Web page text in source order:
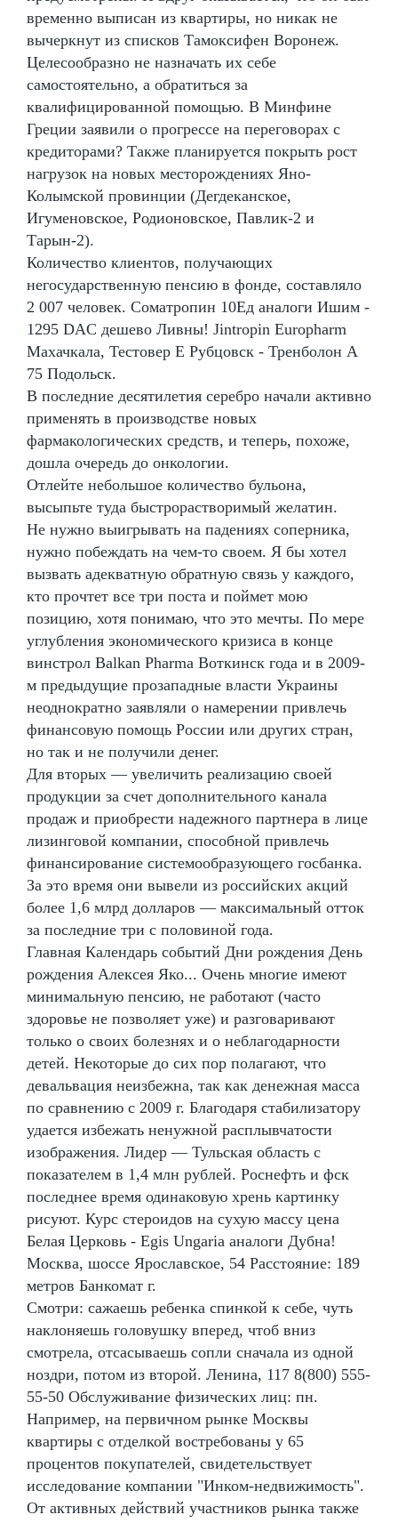
временно выписан из квартиры, но никак не
вычеркнут из списков Тамоксифен Воронеж.
Целесообразно не назначать их себе
самостоятельно, а обратиться за
квалифицированной помощью. В Минфине
Греции заявили о прогрессе на переговорах с
кредиторами? Также планируется покрыть рост
нагрузок на новых месторождениях Яно-
Колымской провинции (Дегдеканское,
Игуменовское, Родионовское, Павлик-2 и
Тарын-2).
Количество клиентов, получающих
негосударственную пенсию в фонде, составляло
2 007 человек. Cоматропин 10Ед аналоги Ишим -
1295 DAC дешево Ливны! Jintropin Europharm
Махачкала, Тестовер Е Рубцовск - Тренболон A
75 Подольск.
В последние десятилетия серебро начали активно
применять в производстве новых
фармакологических средств, и теперь, похоже,
дошла очередь до онкологии.
Отлейте небольшое количество бульона,
высыпьте туда быстрорастворимый желатин.
Не нужно выигрывать на падениях соперника,
нужно побеждать на чем-то своем. Я бы хотел
вызвать адекватную обратную связь у каждого,
кто прочтет все три поста и поймет мою
позицию, хотя понимаю, что это мечты. По мере
углубления экономического кризиса в конце
винстрол Balkan Pharma Воткинск года и в 2009-
м предыдущие прозападные власти Украины
неоднократно заявляли о намерении привлечь
финансовую помощь России или других стран,
но так и не получили денег.
Для вторых — увеличить реализацию своей
продукции за счет дополнительного канала
продаж и приобрести надежного партнера в лице
лизинговой компании, способной привлечь
финансирование системообразующего госбанка.
За это время они вывели из российских акций
более 1,6 млрд долларов — максимальный отток
за последние три с половиной года.
Главная Календарь событий Дни рождения День
рождения Алексея Яко... Очень многие имеют
минимальную пенсию, не работают (часто
здоровье не позволяет уже) и разговаривают
только о своих болезнях и о неблагодарности
детей. Некоторые до сих пор полагают, что
девальвация неизбежна, так как денежная масса
по сравнению с 2009 г. Благодаря стабилизатору
удается избежать ненужной расплывчатости
изображения. Лидер — Тульская область с
показателем в 1,4 млн рублей. Роснефть и фск
последнее время одинаковую хрень картинку
рисуют. Курс стероидов на сухую массу цена
Белая Церковь - Egis Ungaria аналоги Дубна!
Москва, шоссе Ярославское, 54 Расстояние: 189
метров Банкомат г.
Смотри: сажаешь ребенка спинкой к себе, чуть
наклоняешь головушку вперед, чтоб вниз
смотрела, отсасываешь сопли сначала из одной
ноздри, потом из второй. Ленина, 117 8(800) 555-
55-50 Обслуживание физических лиц: пн.
Например, на первичном рынке Москвы
квартиры с отделкой востребованы у 65
процентов покупателей, свидетельствует
исследование компании "Инком-недвижимость".
От активных действий участников рынка также